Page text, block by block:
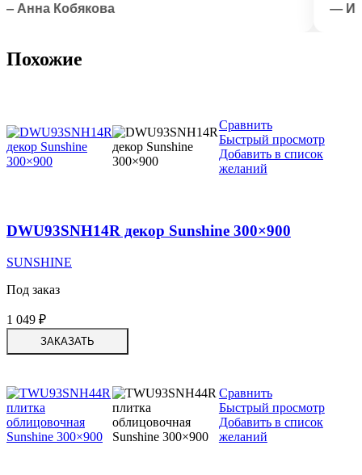
Кобякова
— Илья
Похожие
Сравнить
Быстрый просмотр
Добавить в список
желаний
DWU93SNH14R декор Sunshine 300×900
SUNSHINE
Под заказ
1 049 ₽
ЗАКАЗАТЬ
Сравнить
Быстрый просмотр
Добавить в список
желаний